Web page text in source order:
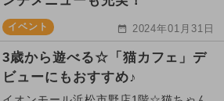
イベント 2024年01月31日
3歳から遊べる☆「猫カフェ」デ
ビューにもおすすめ♪